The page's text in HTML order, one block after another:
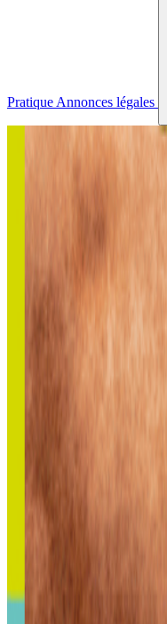
Pratique Annonces légales